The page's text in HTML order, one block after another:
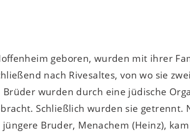
geboren, wurden mit ihrer
nach Rivesaltes, von wo sie
wurden durch eine jüdische
Schließlich wurden sie getrennt.
Bruder, Menachem (Heinz),